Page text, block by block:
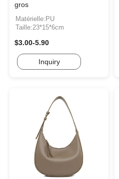
gros
Matérielle:PU
Taille:23*15*6cm
$3.00-5.90
Inquiry